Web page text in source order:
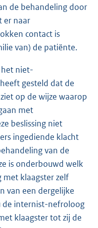
de behandeling door
er naar
contact is
van) de patiënte.
niet-
gesteld dat de
op de wijze waarop
met
beslissing niet
ingediende klacht
van de
is onderbouwd welk
klaagster zelf
van een dergelijke
de internist-nefroloog
klaagster tot zij de